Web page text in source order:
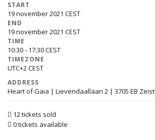
START
19 november 2021
END
19 november 2021
TIME
10:30 - 17:30
TIMEZONE
UTC+2
ADDRESS
Heart of Gaia | Lievendaallaan 2 | 3705 EB Zeist
12 tickets sold
0 tickets available